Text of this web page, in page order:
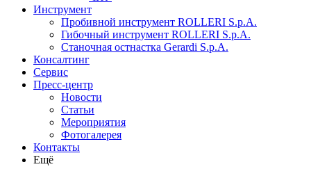
Инструмент
Пробивной инструмент ROLLERI S.p.A.
Гибочный инструмент ROLLERI S.p.A.
Cтаночная остнастка Gerardi S.p.A.
Консалтинг
Сервис
Пресс-центр
Новости
Статьи
Мероприятия
Фотогалерея
Контакты
Ещё